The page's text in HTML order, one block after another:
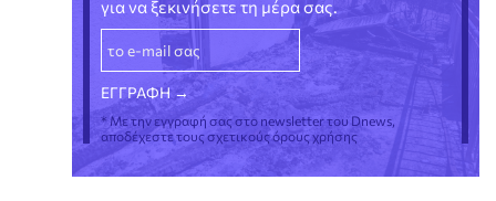
για να ξεκινήσετε τη μέρα σας.
* Με την εγγραφή σας στο newsletter του Dnews,
αποδέχεστε τους σχετικούς όρους χρήσης